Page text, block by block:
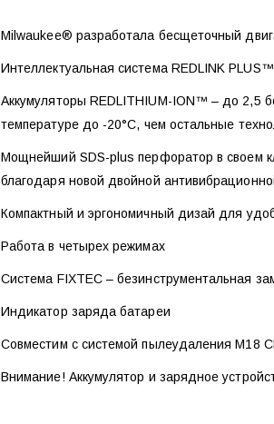
Milwaukee® разработала бесщеточный
Интеллектуальная система REDLINK
Аккумуляторы REDLITHIUM-ION™ – до 2,5
температуре до -20°С, чем остальные
Мощнейший SDS-plus перфоратор в своем
благодаря новой двойной
Компактный и эргономичный дизай для
Работа в четырех режимах
Система FIXTEC – безинструментальная
Индикатор заряда батареи
Совместим с системой пылеудаления M18
Внимание! Аккумулятор и зарядное